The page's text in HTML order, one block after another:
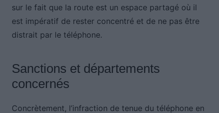
sur le fait que la route est un espace partagé où il
est impératif de rester concentré et de ne pas être
distrait par le téléphone.
Sanctions et départements
concernés
Concrètement, l’infraction de tenue du téléphone en